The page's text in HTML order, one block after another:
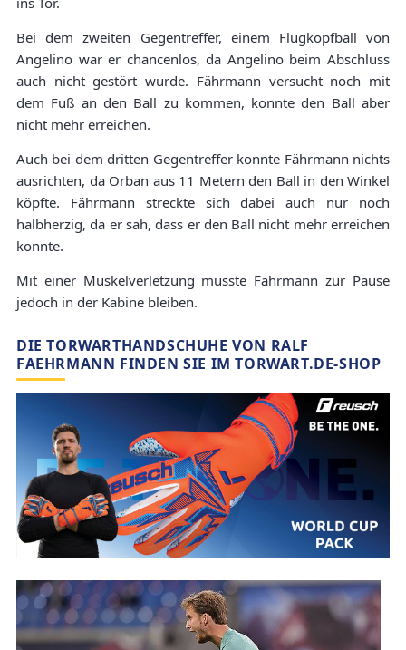
Bei dem zweiten Gegentreffer, einem Flugkopfball von
Angelino war er chancenlos, da Angelino beim Abschluss
auch nicht gestört wurde. Fährmann versucht noch mit
dem Fuß an den Ball zu kommen, konnte den Ball aber
nicht mehr erreichen.
Auch bei dem dritten Gegentreffer konnte Fährmann nichts
ausrichten, da Orban aus 11 Metern den Ball in den Winkel
köpfte. Fährmann streckte sich dabei auch nur noch
halbherzig, da er sah, dass er den Ball nicht mehr erreichen
konnte.
Mit einer Muskelverletzung musste Fährmann zur Pause
jedoch in der Kabine bleiben.
DIE TORWARTHANDSCHUHE VON RALF
FAEHRMANN FINDEN SIE IM TORWART.DE-SHOP